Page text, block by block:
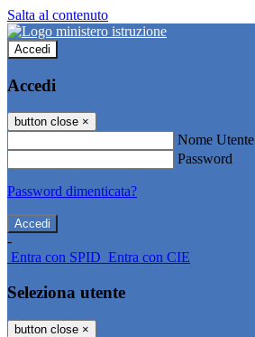
Salta al contenuto
Accedi
Accedi
button close ×
Nome Utente
Password
Password dimenticata?
-
Entra con SPID Entra con CIE
Seleziona utente
button close ×